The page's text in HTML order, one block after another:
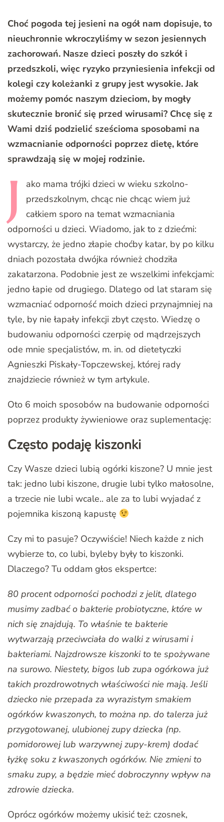
Choć pogoda tej jesieni na ogół nam dopisuje, to
nieuchronnie wkroczyliśmy w sezon jesiennych
zachorowań. Nasze dzieci poszły do szkół i
przedszkoli, więc ryzyko przyniesienia infekcji od
kolegi czy koleżanki z grupy jest wysokie. Jak
możemy pomóc naszym dzieciom, by mogły
skutecznie bronić się przed wirusami? Chcę się z
Wami dziś podzielić sześcioma sposobami na
wzmacnianie odporności poprzez dietę, które
sprawdzają się w mojej rodzinie.
J ako mama trójki dzieci w wieku szkolno-
przedszkolnym, chcąc nie chcąc wiem już
całkiem sporo na temat wzmacniania
odporności u dzieci. Wiadomo, jak to z dziećmi:
wystarczy, że jedno złapie choćby katar, by po kilku
dniach pozostała dwójka również chodziła
zakatarzona. Podobnie jest ze wszelkimi infekcjami:
jedno łapie od drugiego. Dlatego od lat staram się
wzmacniać odporność moich dzieci przynajmniej na
tyle, by nie łapały infekcji zbyt często. Wiedzę o
budowaniu odporności czerpię od mądrzejszych
ode mnie specjalistów, m. in. od dietetyczki
Agnieszki Piskały-Topczewskej, której rady
znajdziecie również w tym artykule.
Oto 6 moich sposobów na budowanie odporności
poprzez produkty żywieniowe oraz suplementację:
Często podaję kiszonki
Czy Wasze dzieci lubią ogórki kiszone? U mnie jest
tak: jedno lubi kiszone, drugie lubi tylko małosolne,
a trzecie nie lubi wcale.. ale za to lubi wyjadać z
pojemnika kiszoną kapustę
Czy mi to pasuje? Oczywiście! Niech każde z nich
wybierze to, co lubi, byleby były to kiszonki.
Dlaczego? Tu oddam głos ekspertce:
80 procent odporności pochodzi z jelit, dlatego
musimy zadbać o bakterie probiotyczne, które w
nich się znajdują. To właśnie te bakterie
wytwarzają przeciwciała do walki z wirusami i
bakteriami. Najzdrowsze kiszonki to te spożywane
na surowo. Niestety, bigos lub zupa ogórkowa już
takich prozdrowotnych właściwości nie mają. Jeśli
dziecko nie przepada za wyrazistym smakiem
ogórków kwaszonych, to można np. do talerza już
przygotowanej, ulubionej zupy dziecka (np.
pomidorowej lub warzywnej zupy-krem) dodać
łyżkę soku z kwaszonych ogórków. Nie zmieni to
smaku zupy, a będzie mieć dobroczynny wpływ na
zdrowie dziecka.
Oprócz ogórków możemy ukisić też: czosnek,